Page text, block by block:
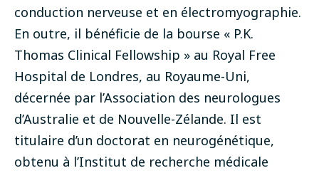
conduction nerveuse et en électromyographie.
En outre, il bénéficie de la bourse « P.K.
Thomas Clinical Fellowship » au Royal Free
Hospital de Londres, au Royaume-Uni,
décernée par l’Association des neurologues
d’Australie et de Nouvelle-Zélande. Il est
titulaire d’un doctorat en neurogénétique,
obtenu à l’Institut de recherche médicale